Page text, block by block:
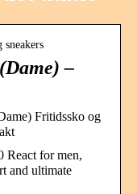
–
Fritidssko og
React for men,
and ultimate